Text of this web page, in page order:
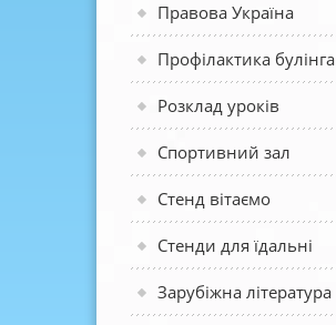
Правова Україна
Профілактика булінга
Розклад уроків
Спортивний зал
Стенд вітаємо
Стенди для їдальні
Зарубіжна література